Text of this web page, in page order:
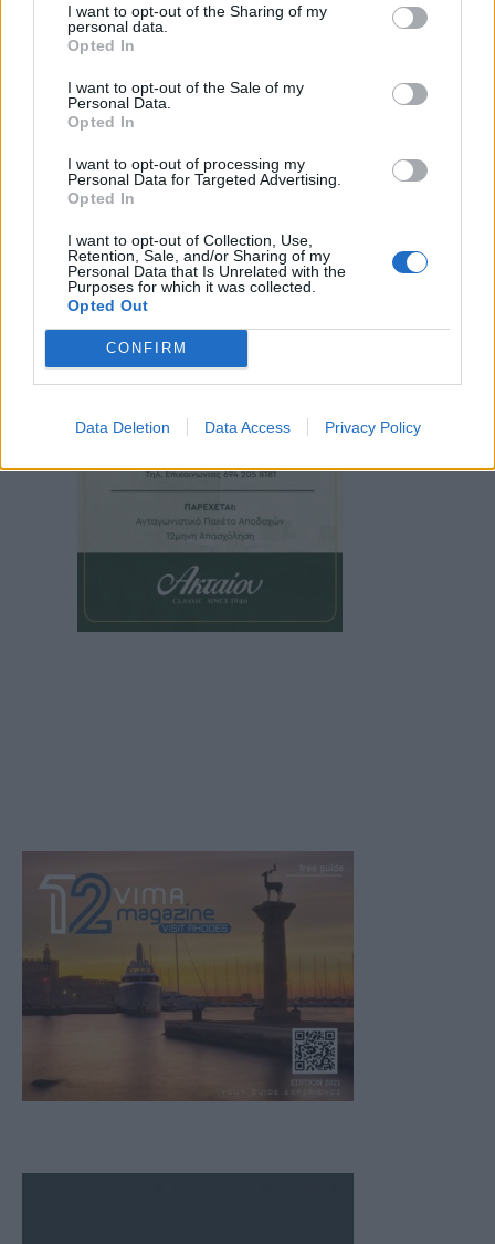
I want to opt-out of the Sharing of my
personal data.
Opted In
I want to opt-out of the Sale of my
Personal Data.
Opted In
I want to opt-out of processing my
Personal Data for Targeted Advertising.
Opted In
I want to opt-out of Collection, Use,
Retention, Sale, and/or Sharing of my
Personal Data that Is Unrelated with the
Purposes for which it was collected.
Opted Out
CONFIRM
Data Deletion Data Access Privacy Policy